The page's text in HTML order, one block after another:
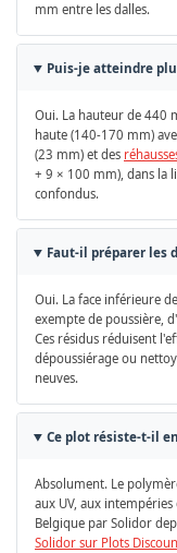
mm entre les dalles.
Puis-je atteindre
Oui. La hauteur de 440
haute (140-170 mm)
(23 mm) et des
+ 9 × 100 mm), dans la
confondus.
Faut-il préparer les
Oui. La face inférieure
exempte de poussière,
Ces résidus réduisent
dépoussiérage ou
neuves.
Ce plot résiste-t-il
Absolument. Le
aux UV, aux
Belgique par Solidor
Solidor sur Plots